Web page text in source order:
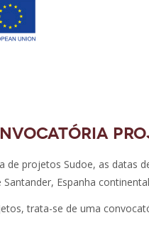
de projetos Sudoe, as datas
Espanha
trata-se de uma